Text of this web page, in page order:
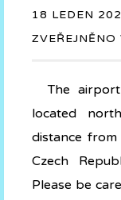
18 LEDEN
ZVEŘEJNĚNO
The
located
distance
Czech
Please be